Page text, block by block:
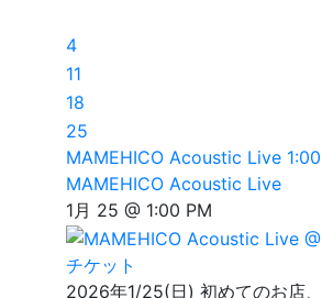
4
11
18
25
MAMEHICO Acoustic Live
MAMEHICO Acoustic Live
1月 25 @ 1:00 PM
チケット
2026年1/25(日) 初めてのお店